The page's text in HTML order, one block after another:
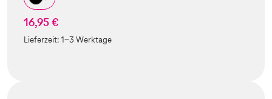
16,95 €
Lieferzeit:1-3 Werktage